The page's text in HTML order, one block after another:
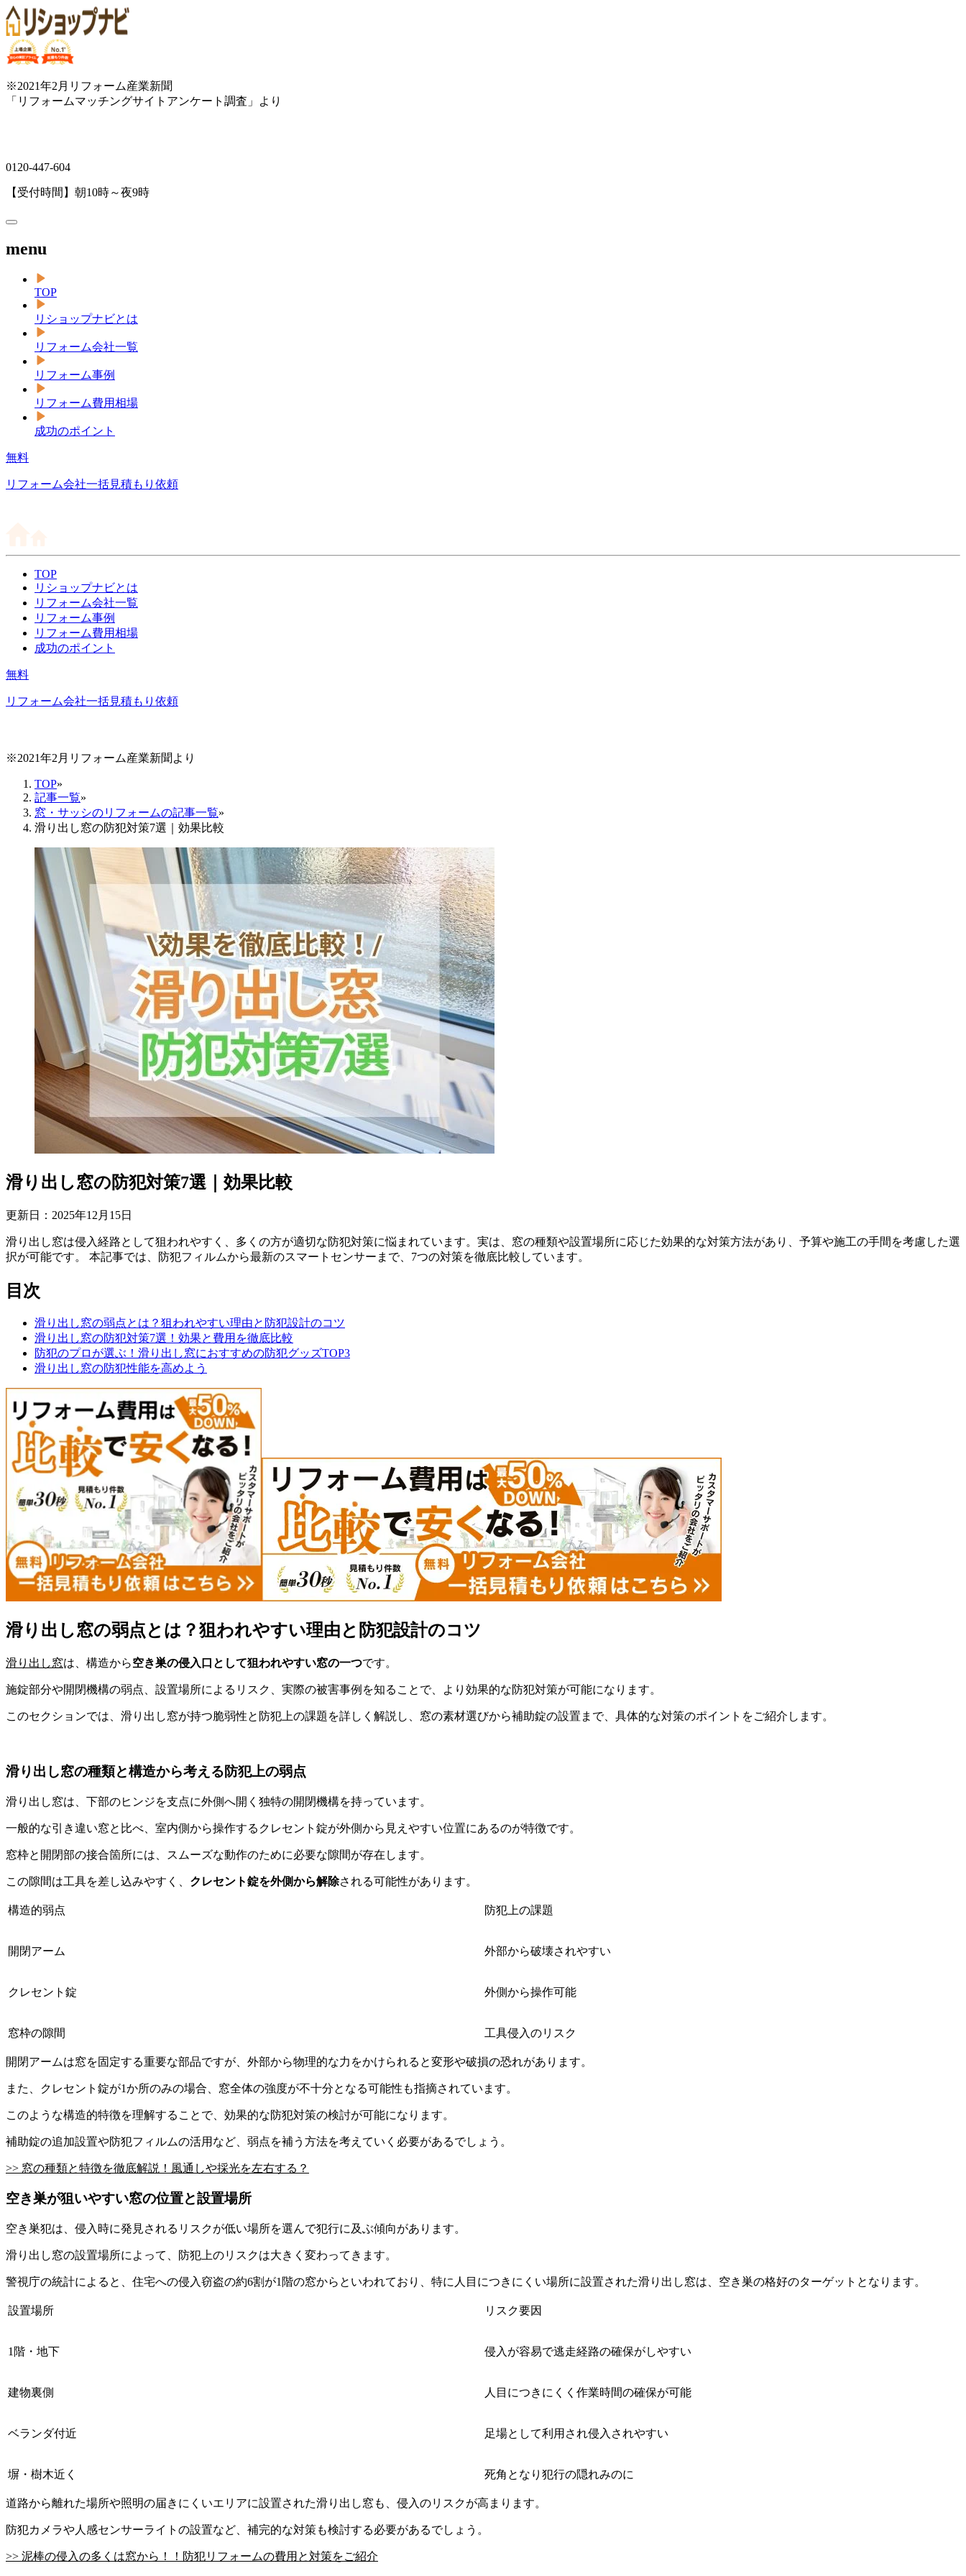
※2021年2月リフォーム産業新聞
「リフォームマッチングサイトアンケート調査」より
0120-447-604
【受付時間】朝10時～夜9時
menu
TOP
リショップナビとは
リフォーム会社一覧
リフォーム事例
リフォーム費用相場
成功のポイント
無料
リフォーム会社一括見積もり依頼
TOP
リショップナビとは
リフォーム会社一覧
リフォーム事例
リフォーム費用相場
成功のポイント
無料
リフォーム会社一括見積もり依頼
※2021年2月リフォーム産業新聞より
TOP»
記事一覧»
窓・サッシのリフォームの記事一覧»
滑り出し窓の防犯対策7選｜効果比較
滑り出し窓の防犯対策7選｜効果比較
更新日： 2025年12 月 15日
滑り出し窓は侵入経路として狙われやすく、多くの方が適切な防犯対策に悩まれています。実は、窓の種類や設置場所に応じた効果的な対策方法があり、予算や施工の手間を考慮した選
択が可能です。 本記事では、防犯フィルムから最新のスマートセンサーまで、7つの対策を徹底比較しています。
目次
滑り出し窓の弱点とは？狙われやすい理由と防犯設計のコツ
滑り出し窓の防犯対策7選！効果と費用を徹底比較
防犯のプロが選ぶ！滑り出し窓におすすめの防犯グッズTOP3
滑り出し窓の防犯性能を高めよう
滑り出し窓の弱点とは？狙われやすい理由と防犯設計のコツ
滑り出し窓は、構造から空き巣の侵入口として狙われやすい窓の一つです。
施錠部分や開閉機構の弱点、設置場所によるリスク、実際の被害事例を知ることで、より効果的な防犯対策が可能になります。
このセクションでは、滑り出し窓が持つ脆弱性と防犯上の課題を詳しく解説し、窓の素材選びから補助錠の設置まで、具体的な対策のポイントをご紹介します。
滑り出し窓の種類と構造から考える防犯上の弱点
滑り出し窓は、下部のヒンジを支点に外側へ開く独特の開閉機構を持っています。
一般的な引き違い窓と比べ、室内側から操作するクレセント錠が外側から見えやすい位置にあるのが特徴です。
窓枠と開閉部の接合箇所には、スムーズな動作のために必要な隙間が存在します。
この隙間は工具を差し込みやすく、 クレセント錠を外側から解除される可能性があります。
構造的弱点 防犯上の課題
開閉アーム 外部から破壊されやすい
クレセント錠 外側から操作可能
窓枠の隙間 工具侵入のリスク
開閉アームは窓を固定する重要な部品ですが、外部から物理的な力をかけられると変形や破損の恐れがあります。
また、クレセント錠が1か所のみの場合、窓全体の強度が不十分となる可能性も指摘されています。
このような構造的特徴を理解することで、効果的な防犯対策の検討が可能になります。
補助錠の追加設置や防犯フィルムの活用など、弱点を補う方法を考えていく必要があるでしょう。
>> 窓の種類と特徴を徹底解説！風通しや採光を左右する？
空き巣が狙いやすい窓の位置と設置場所
空き巣犯は、侵入時に発見されるリスクが低い場所を選んで犯行に及ぶ傾向があります。
滑り出し窓の設置場所によって、防犯上のリスクは大きく変わってきます。
警視庁の統計によると、住宅への侵入窃盗の約6割が1階の窓からといわれており、特に人目につきにくい場所に設置された滑り出し窓は、空き巣の格好のターゲットとなります。
設置場所 リスク要因
1階・地下 侵入が容易で逃走経路の確保がしやすい
建物裏側 人目につきにくく作業時間の確保が可能
ベランダ付近 足場として利用され侵入されやすい
塀・樹木近く 死角となり犯行の隠れみのに
道路から離れた場所や照明の届きにくいエリアに設置された滑り出し窓も、侵入のリスクが高まります。
防犯カメラや人感センサーライトの設置など、補完的な対策も検討する必要があるでしょう。
>> 泥棒の侵入の多くは窓から！！防犯リフォームの費用と対策をご紹介